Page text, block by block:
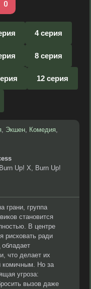
0
4 серия
8 серия
12 серия
, Экшен, Комедия,
Up! X, Burn Up!
грани, группа
становится
В центре
рисковать ради
что делает их
комичным. Но за
угроза:
вызов даже